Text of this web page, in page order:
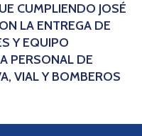
CUMPLIENDO JOSÉ
LA ENTREGA DE
Y EQUIPO
PERSONAL DE
VIAL Y BOMBEROS